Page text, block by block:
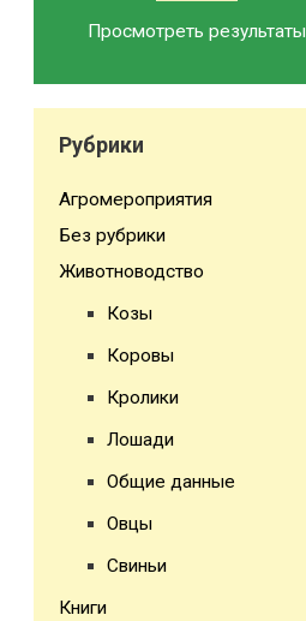
Просмотреть результаты
Рубрики
Агромероприятия
Без рубрики
Животноводство
Козы
Коровы
Кролики
Лошади
Общие данные
Овцы
Свиньи
Книги